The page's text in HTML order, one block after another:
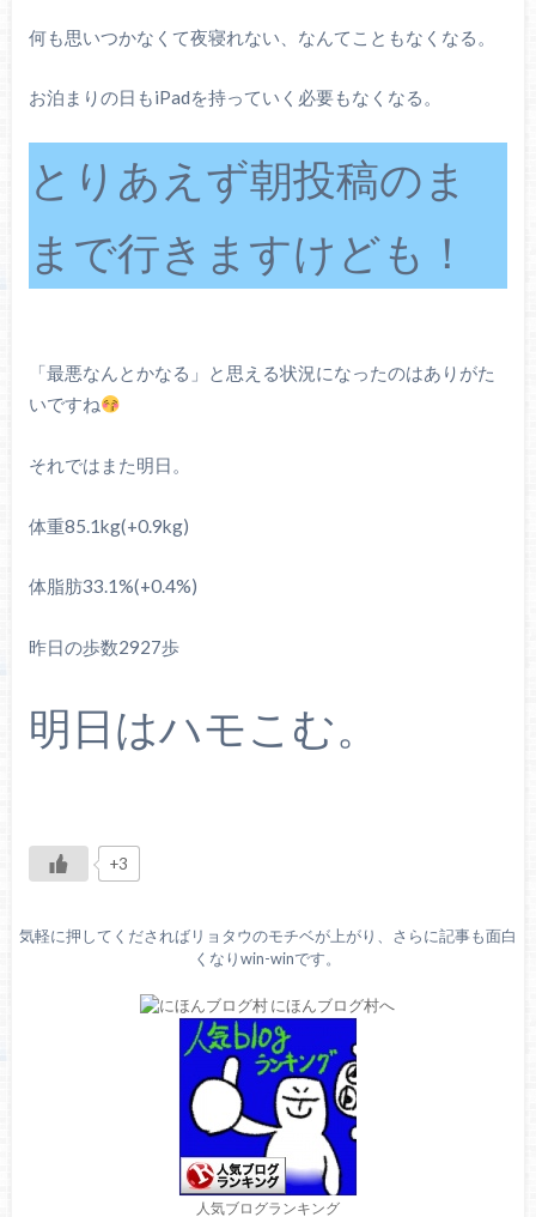
何も思いつかなくて夜寝れない、なんてこともなくなる。
お泊まりの日もiPadを持っていく必要もなくなる。
とりあえず朝投稿のま
まで行きますけども！
「最悪なんとかなる」と思える状況になったのはありがた
いですね
それではまた明日。
体重85.1kg(+0.9kg)
体脂肪33.1%(+0.4%)
昨日の歩数2927歩
明日はハモこむ。
+3
気軽に押してくださればリョタウのモチベが上がり、さらに記事も面白
くなりwin-winです。
人気ブログランキング